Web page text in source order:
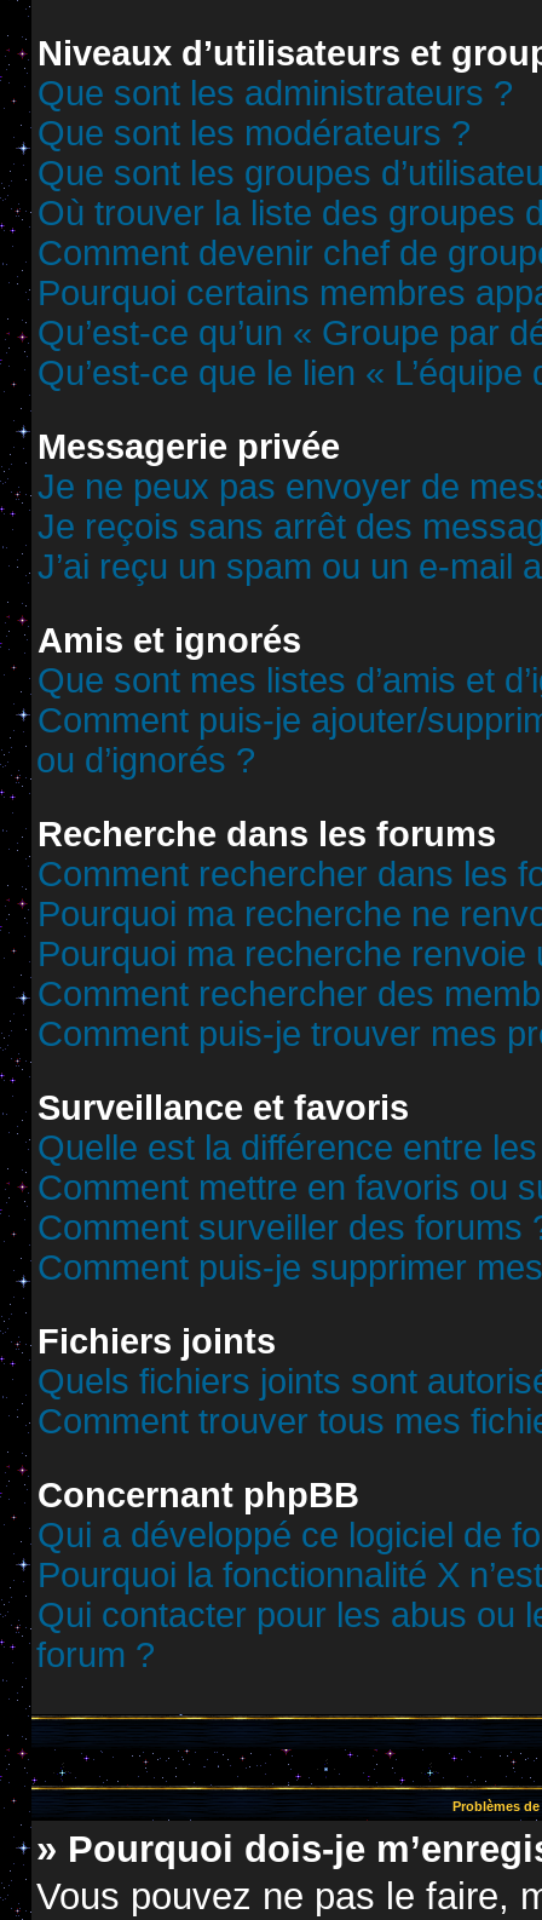
Niveaux d’utilisateurs et
Que sont les administrateurs ?
Que sont les modérateurs ?
Que sont les groupes
Où trouver la liste des groupes
Comment devenir chef de
Pourquoi certains membres
Qu’est-ce qu’un « Groupe par
Qu’est-ce que le lien «
Messagerie privée
Je ne peux pas envoyer de
Je reçois sans arrêt des
J’ai reçu un spam ou un e-mail
Amis et ignorés
Que sont mes listes d’amis et
Comment puis-je ajouter/
ou d’ignorés ?
Recherche dans les forums
Comment rechercher dans les
Pourquoi ma recherche ne
Pourquoi ma recherche renvoie
Comment rechercher des
Comment puis-je trouver mes
Surveillance et favoris
Quelle est la différence entre
Comment mettre en favoris ou
Comment surveiller des forums
Comment puis-je supprimer
Fichiers joints
Quels fichiers joints sont
Comment trouver tous mes
Concernant phpBB
Qui a développé ce logiciel de
Pourquoi la fonctionnalité X
Qui contacter pour les abus ou
forum ?
Problèmes
» Pourquoi dois-je
Vous pouvez ne pas le faire,